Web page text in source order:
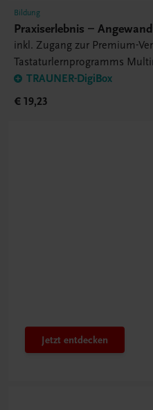
Bildung
Praxiserlebnis –
inkl. Zugang zur Premium-
Tastaturlernprogramms
TRAUNER-DigiBox
€ 19,23
Jetzt entdecken